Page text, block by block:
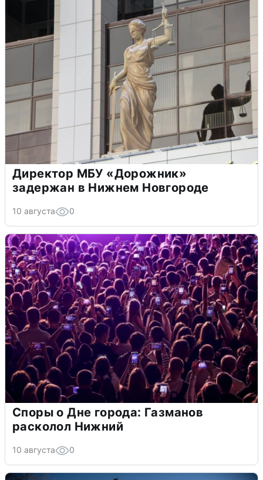
Директор МБУ «Дорожник»
задержан в Нижнем Новгороде
10 августа 0
Споры о Дне города: Газманов
расколол Нижний
10 августа 0